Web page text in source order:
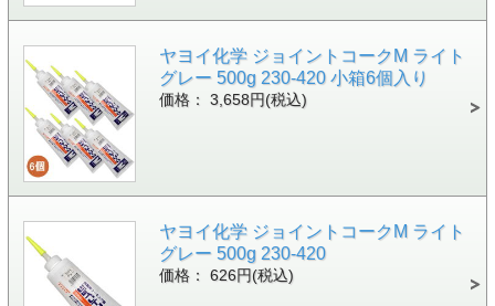
ヤヨイ化学 ジョイントコークM ライト
グレー 500g 230-420 小箱6個入り
価格： 3,658円(税込)
ヤヨイ化学 ジョイントコークM ライト
グレー 500g 230-420
価格： 626円(税込)